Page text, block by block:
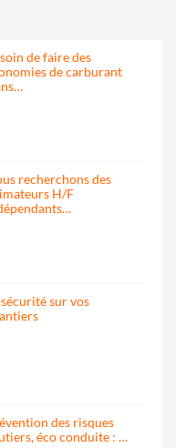
de faire des
de carburant
recherchons des
H/F
sécurité sur vos
des risques
éco conduite : …